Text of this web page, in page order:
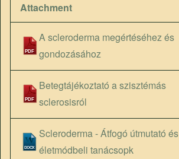
Attachment
A scleroderma megértéséhez és
gondozásához
Betegtájékoztató a szisztémás
sclerosisról
Scleroderma - Átfogó útmutató és
életmódbeli tanácsopk